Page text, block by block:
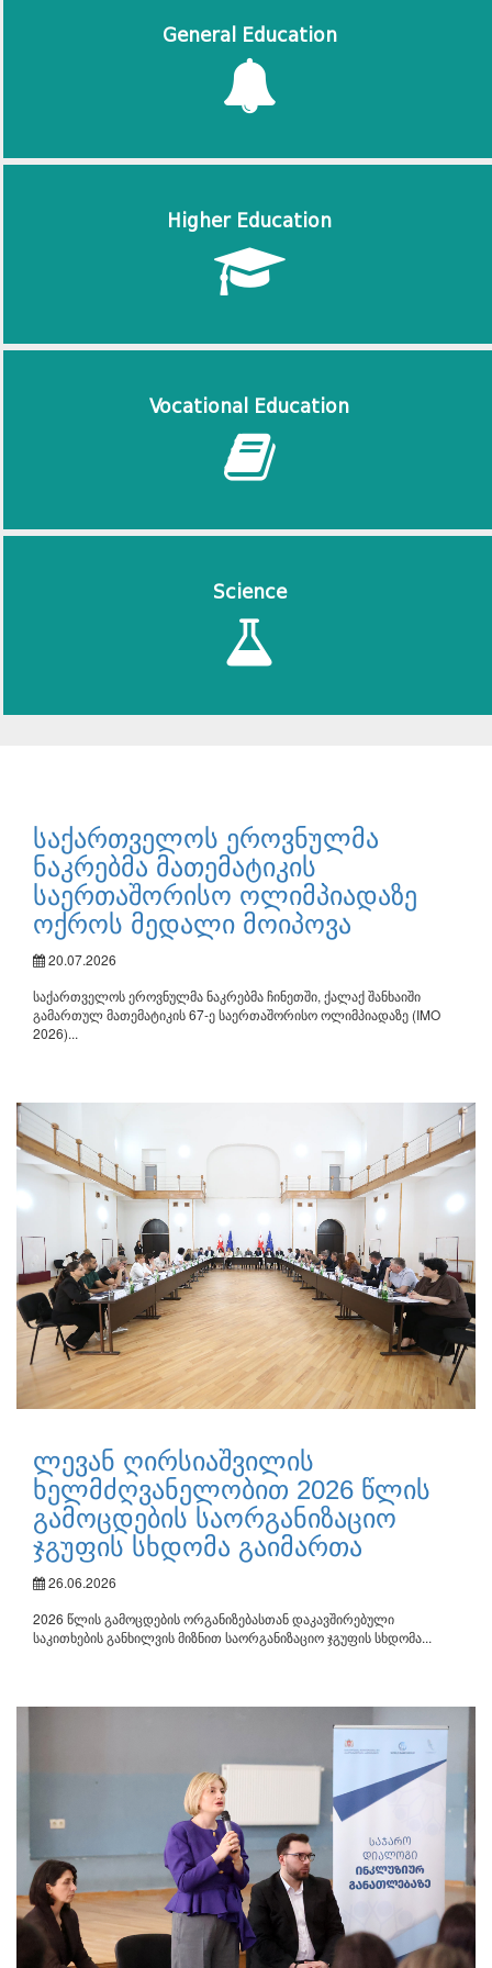
General Education
Higher Education
Vocational Education
Science
საქართველოს ეროვნულმა
ნაკრებმა მათემატიკის
საერთაშორისო ოლიმპიადაზე
ოქროს მედალი მოიპოვა
20.07.2026
საქართველოს ეროვნულმა ნაკრებმა ჩინეთში, ქალაქ შანხაიში
გამართულ მათემატიკის 67-ე საერთაშორისო ოლიმპიადაზე (IMO
2026)...
ლევან ღირსიაშვილის
ხელმძღვანელობით 2026 წლის
გამოცდების საორგანიზაციო
ჯგუფის სხდომა გაიმართა
26.06.2026
2026 წლის გამოცდების ორგანიზებასთან დაკავშირებული
საკითხების განხილვის მიზნით საორგანიზაციო ჯგუფის სხდომა...